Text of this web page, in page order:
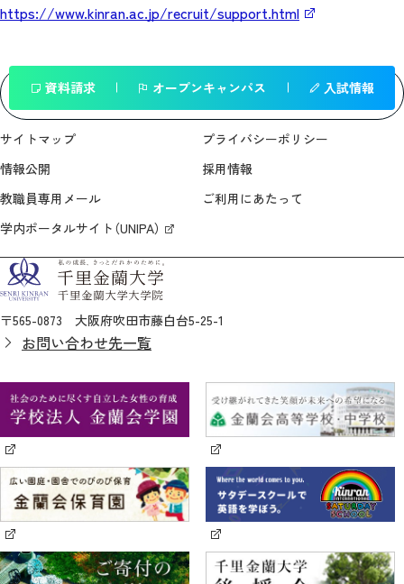
https://www.kinran.ac.jp/recruit/support.html
一覧へ戻る
資料請求 オープンキャンパス 入試情報
サイトマップ
プライバシーポリシー
情報公開
採用情報
教職員専用メール
ご利用にあたって
学内ポータルサイト（UNIPA）
〒565-0873 大阪府吹田市藤白台5-25-1
お問い合わせ先一覧